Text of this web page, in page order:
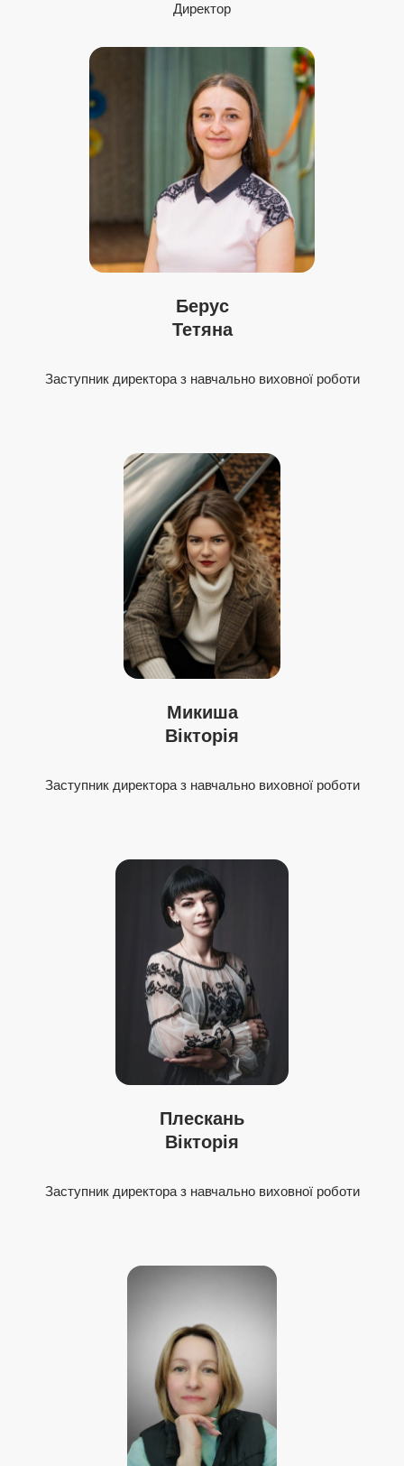
Директор
Берус
Тетяна
Заступник директора з навчально виховної роботи
Микиша
Вікторія
Заступник директора з навчально виховної роботи
Плескань
Вікторія
Заступник директора з навчально виховної роботи